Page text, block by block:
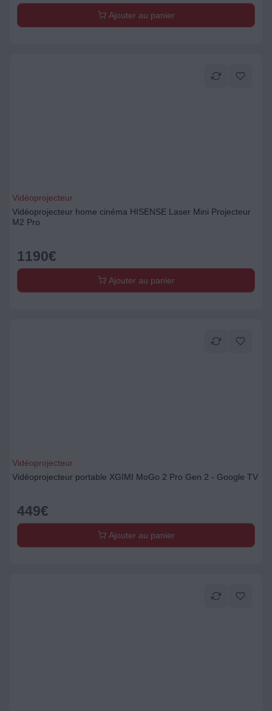
Ajouter au panier
Vidéoprojecteur
Vidéoprojecteur home cinéma HISENSE Laser Mini Projecteur
M2 Pro
1190€
Ajouter au panier
Vidéoprojecteur
Vidéoprojecteur portable XGIMI MoGo 2 Pro Gen 2 - Google TV
449€
Ajouter au panier